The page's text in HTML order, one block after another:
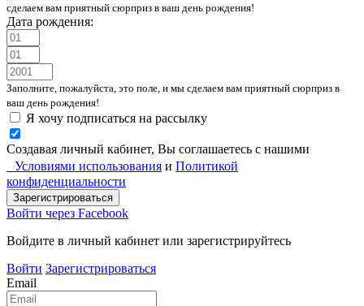
сделаем вам приятный сюрприз в ваш день рождения!
Дата рождения:
Заполните, пожалуйста, это поле, и мы сделаем вам приятный сюрприз в
ваш день рождения!
Я хочу подписаться на рассылку
Создавая личный кабинет, Вы соглашаетесь с нашими
Условиями использования и Политикой
конфиденциальности
Войти через Facebook
Войдите в личный кабинет или зарегистрируйтесь
Войти Зарегистрироваться
Email